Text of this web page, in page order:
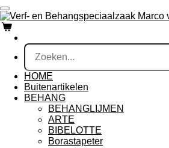
Ga
direct
naar
de
hoofdinhoud
HOME
Buitenartikelen
BEHANG
BEHANGLIJMEN
ARTE
BIBELOTTE
Borastapeter